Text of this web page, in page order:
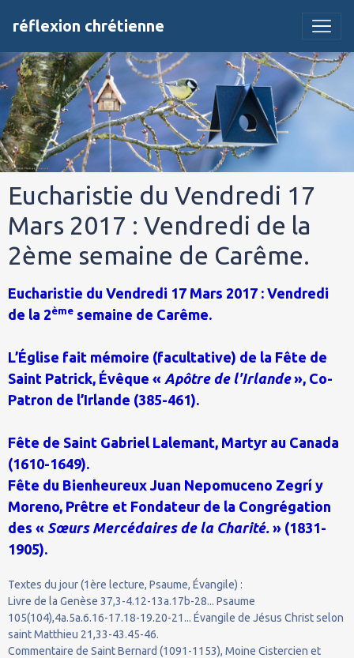
réflexion chrétienne
Eucharistie du Vendredi 17
Mars 2017 : Vendredi de la
2ème semaine de Carême.
Eucharistie du Vendredi 17 Mars 2017 : Vendredi
de la 2ème semaine de Carême.
L’Église fait mémoire (facultative) de la Fête de
Saint Patrick, Évêque « Apôtre de l'Irlande», Co-
Patron de l’Irlande (385-461).
Fête de Saint Gabriel Lalemant, Martyr au Canada
(1610-1649).
Fête du Bienheureux Juan Nepomuceno Zegrí y
Moreno, Prêtre et Fondateur de la Congrégation
des « Sœurs Mercédaires de la Charité. » (1831-
1905).
Textes du jour (1ère lecture, Psaume, Évangile) :
Livre de la Genèse 37,3-4.12-13a.17b-28... Psaume
105(104),4a.5a.6.16-17.18-19.20-21... Évangile de Jésus Christ selon
saint Matthieu 21,33-43.45-46.
Commentaire de Saint Bernard (1091-1153), Moine Cistercien et